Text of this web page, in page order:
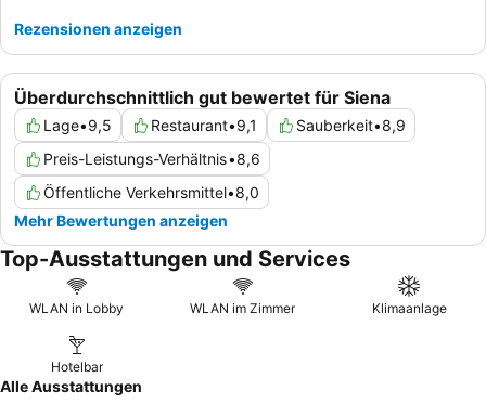
Überdurchschnittlich gut bewertet für Siena
Lage•9,5 Restaurant•9,1 Sauberkeit•8,9
Preis-Leistungs-Verhältnis•8,6
Öffentliche Verkehrsmittel•8,0
Mehr Bewertungen anzeigen
Rezensionen anzeigen
Top-Ausstattungen und Services
WLAN in Lobby WLAN im Zimmer Klimaanlage
Hotelbar
Alle Ausstattungen